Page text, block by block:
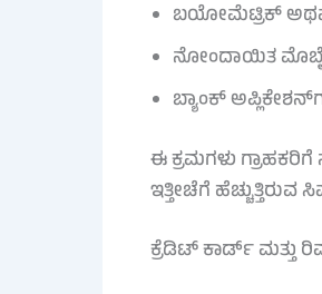
ಬಯೋಮೆಟ್ರಿಕ್
ನೋಂದಾಯಿತ
ಬ್ಯಾಂಕ್
ಈ ಕ್ರಮಗಳು ಗ್ರಾಹಕರಿಗೆ
ಇತ್ತೀಚೆಗೆ
ಕ್ರೆಡಿಟ್ ಕಾರ್ಡ್ ಮತ್ತು